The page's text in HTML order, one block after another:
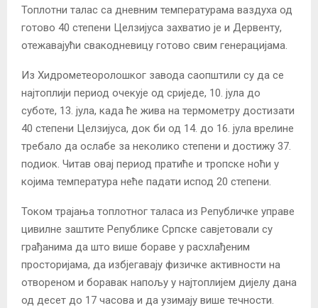
Топлотни талас са дневним температурама ваздуха од
готово 40 степени Целзијуса захватио је и Дервенту,
отежавајући свакодневицу готово свим генерацијама.
Из Хидрометеоролошког завода саопштили су да се
најтоплији период очекује од сриједе, 10. јула до
суботе, 13. јула, када ће жива на термометру достизати
40 степени Целзијуса, док би од 14. до 16. јула врелине
требало да ослабе за неколико степени и достижу 37.
подиок. Читав овај период пратиће и тропске ноћи у
којима температура неће падати испод 20 степени.
Током трајања топлотног таласа из Републичке управе
цивилне заштите Републике Српске савјетовали су
грађанима да што више бораве у расхлађеним
просторијама, да избјегавају физичке активности на
отвореном и боравак напољу у најтоплијем дијелу дана
од десет до 17 часова и да узимају више течности.